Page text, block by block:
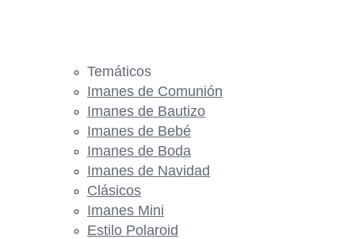
Temáticos
Imanes de Comunión
Imanes de Bautizo
Imanes de Bebé
Imanes de Boda
Imanes de Navidad
Clásicos
Imanes Mini
Estilo Polaroid